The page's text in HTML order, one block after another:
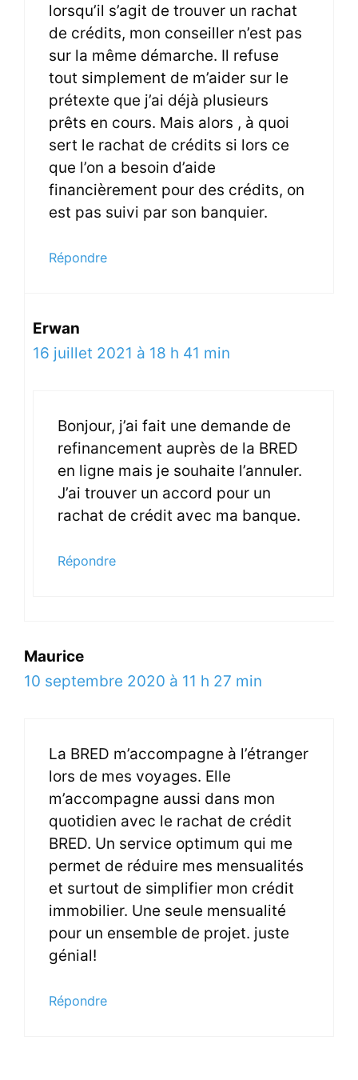
lorsqu’il s’agit de trouver un rachat
de crédits, mon conseiller n’est pas
sur la même démarche. Il refuse
tout simplement de m’aider sur le
prétexte que j’ai déjà plusieurs
prêts en cours. Mais alors , à quoi
sert le rachat de crédits si lors ce
que l’on a besoin d’aide
financièrement pour des crédits, on
est pas suivi par son banquier.
Répondre
Erwan
16 juillet 2021 à 18 h 41 min
Bonjour, j’ai fait une demande de
refinancement auprès de la BRED
en ligne mais je souhaite l’annuler.
J’ai trouver un accord pour un
rachat de crédit avec ma banque.
Répondre
Maurice
10 septembre 2020 à 11 h 27 min
La BRED m’accompagne à l’étranger
lors de mes voyages. Elle
m’accompagne aussi dans mon
quotidien avec le rachat de crédit
BRED. Un service optimum qui me
permet de réduire mes mensualités
et surtout de simplifier mon crédit
immobilier. Une seule mensualité
pour un ensemble de projet. juste
génial!
Répondre